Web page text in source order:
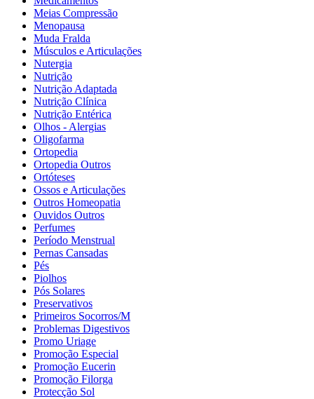
Meias Compressão
Menopausa
Muda Fralda
Músculos e Articulações
Nutergia
Nutrição
Nutrição Adaptada
Nutrição Clínica
Nutrição Entérica
Olhos - Alergias
Oligofarma
Ortopedia
Ortopedia Outros
Ortóteses
Ossos e Articulações
Outros Homeopatia
Ouvidos Outros
Perfumes
Período Menstrual
Pernas Cansadas
Pés
Piolhos
Pós Solares
Preservativos
Primeiros Socorros/M
Problemas Digestivos
Promo Uriage
Promoção Especial
Promoção Eucerin
Promoção Filorga
Protecção Sol